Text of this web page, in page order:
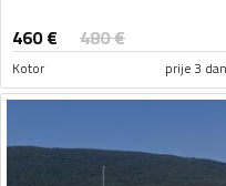
460€ 480€
Kotor prije 3